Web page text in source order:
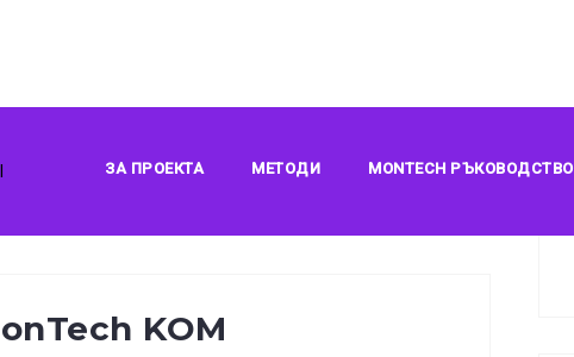
ЗА ПРОЕКТА МЕТОДИ MONTECH РЪКОВОДСТВО
KOM